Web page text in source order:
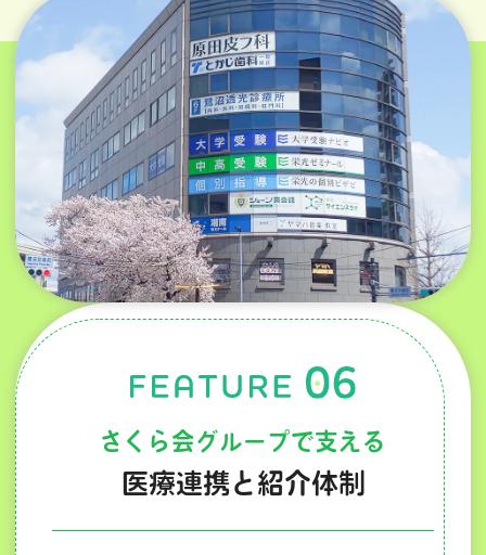
さくら会グループで支える
医療連携と紹介体制